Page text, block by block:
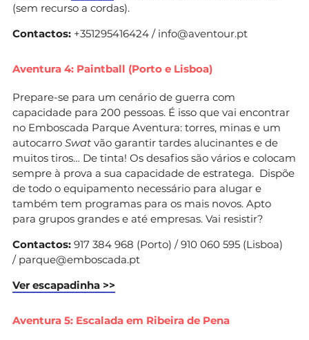
(sem recurso a cordas).
Contactos: +351295416424 / info@aventour.pt
Aventura 4: Paintball (Porto e Lisboa)
Prepare-se para um cenário de guerra com
capacidade para 200 pessoas. É isso que vai encontrar
no Emboscada Parque Aventura: torres, minas e um
autocarro Swat vão garantir tardes alucinantes e de
muitos tiros… De tinta! Os desafios são vários e colocam
sempre à prova a sua capacidade de estratega. Dispõe
de todo o equipamento necessário para alugar e
também tem programas para os mais novos. Apto
para grupos grandes e até empresas. Vai resistir?
Contactos: 917 384 968 (Porto) / 910 060 595 (Lisboa)
/ parque@emboscada.pt
Ver escapadinha >>
Aventura 5: Escalada em Ribeira de Pena